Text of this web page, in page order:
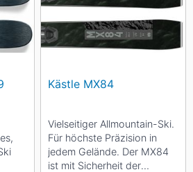
Kästle MX84
Vielseitiger Allmountain-Ski.
Für höchste Präzision in
jedem Gelände. Der MX84
ist mit Sicherheit der